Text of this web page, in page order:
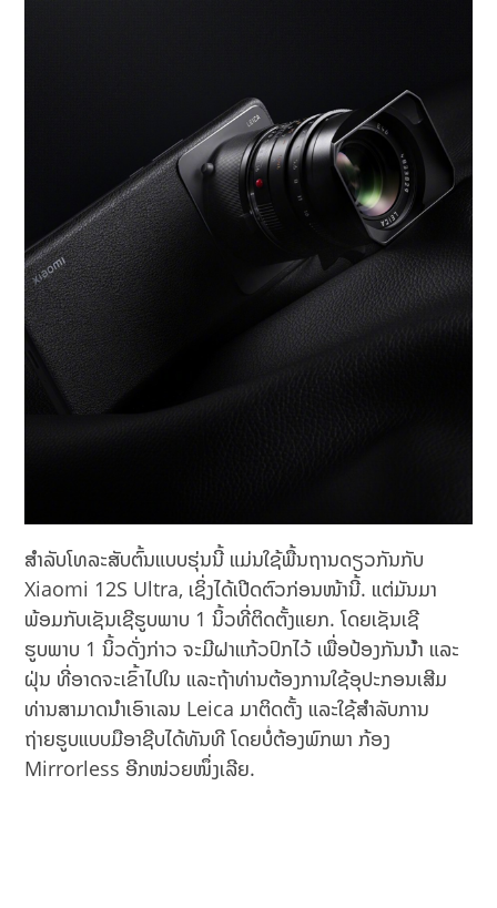
ສໍາລັບໂທລະສັບຕົ້ນແບບຮຸ່ນນີ້ ແມ່ນໃຊ້ພື້ນຖານດຽວກັນກັບ
Xiaomi 12S Ultra, ເຊິ່ງໄດ້ເປີດຕົວກ່ອນໜ້ານີ້. ແຕ່ມັນມາ
ພ້ອມກັບເຊັນເຊີຮູບພາບ 1 ນິ້ວທີ່ຕິດຕັ້ງແຍກ. ໂດຍເຊັນເຊີ
ຮູບພາບ 1 ນິ້ວດັ່ງກ່າວ ຈະມີຝາແກ້ວປົກໄວ້ ເພື່ອປ້ອງກັນນ້ໍາ ແລະ
ຝຸ່ນ ທີ່ອາດຈະເຂົ້າໄປໃນ ແລະຖ້າທ່ານຕ້ອງການໃຊ້ອຸປະກອນເສີມ
ທ່ານສາມາດນໍາເອົາເລນ Leica ມາຕິດຕັ້ງ ແລະໃຊ້ສໍາລັບການ
ຖ່າຍຮູບແບບມືອາຊີບໄດ້ທັນທີ ໂດຍ​ບໍ່​ຕ້ອງພົກພາ ​ກ້ອງ​
Mirrorless ອີກໜ່ວຍໜຶ່ງເລີຍ.